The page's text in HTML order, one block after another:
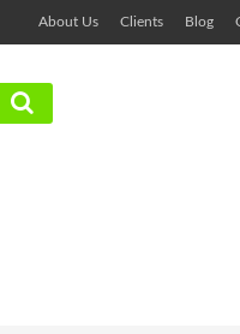
About Us Clients Blog